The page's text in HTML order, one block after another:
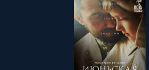
СМОТРЕТЬ ОНЛАЙН